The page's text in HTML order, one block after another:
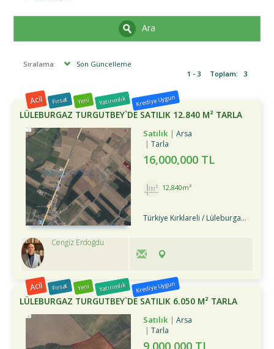
Ara
Sıralama:
Son Güncelleme
1 - 3
Toplam: 3
Acil Fırsat Yeni Yatırımlık Krediye Uygun
LÜLEBURGAZ TURGUTBEY`DE SATILIK 12.840 M² TARLA
Satılık
Arsa
Tarla
16,000,000 TL
12,840m²
Türkiye Kırklareli / Lüleburgaz
Cengiz Erdoğdu
Acil Fırsat Yeni Yatırımlık Krediye Uygun
LÜLEBURGAZ TURGUTBEY`DE SATILIK 6.050 M² TARLA
Satılık
Arsa
Tarla
9,000,000 TL